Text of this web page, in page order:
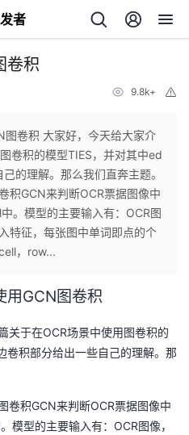
者
卷积
9.8k+
图卷积 大家好，今天给大家介
卷积的模型TIES，并对其中ed
的理解。那么我们直奔主题。
积GCN来判断OCR票据图像中
。模型的主要输入有：OCR图
特征，每张图中单词即点的个
，row...
用GCN图卷积
关于在OCR场景中使用图卷积的
卷积部分给出一些自己的理解。那
卷积GCN来判断OCR票据图像中
模型的主要输入有： OCR 图像，